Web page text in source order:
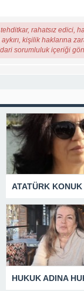
rahatsız edici,
kişilik haklarına
sorumluluk içeriği
ATATÜRK KONUK